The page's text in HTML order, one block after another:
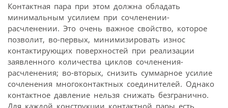
Контактная пара при этом должна обладать
минимальным усилием при сочленении-
расчленении. Это очень важное свойство, которое
позволит, во-первых, минимизировать износ
контактирующих поверхностей при реализации
заявленного количества циклов сочленения-
расчленения; во-вторых, снизить суммарное усилие
сочленения многоконтактных соединителей. Однако
контактное давление нельзя снижать безгранично.
Для каждой конструкции контактной пары есть